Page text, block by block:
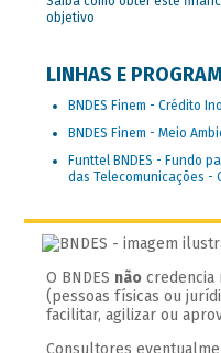
objetivo
LINHAS E
BNDES Finem - Crédito
BNDES Finem - Meio
Funttel BNDES - Fundo
das Telecomunicações -
O BNDES não credencia
(pessoas físicas ou
facilitar, agilizar ou